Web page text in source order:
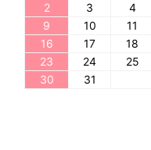
2
3 4
9
10 11
16
17 18
23
24 25
30
31